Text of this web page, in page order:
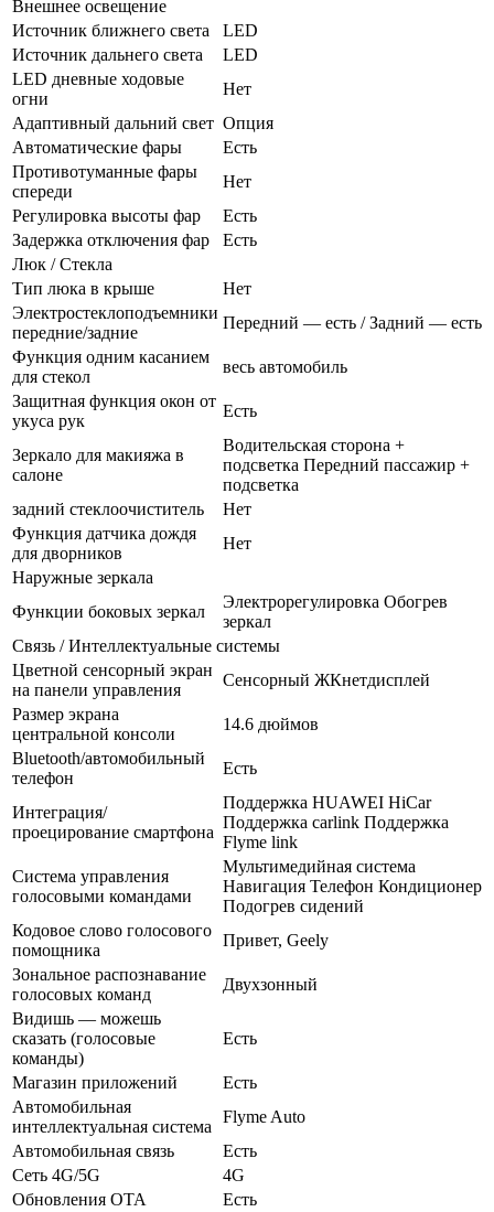
Внешнее освещение
Источник ближнего света
LED
Источник дальнего света
LED
LED дневные ходовые
огни
Нет
Адаптивный дальний свет Опция
Автоматические фары
Есть
Противотуманные фары
спереди
Нет
Регулировка высоты фар
Есть
Задержка отключения фар
Есть
Люк / Стекла
Тип люка в крыше
Нет
Электростеклоподъемники
передние/задние
Передний — есть / Задний — есть
Функция одним касанием
для стекол
весь автомобиль
Защитная функция окон от
укуса рук
Есть
Зеркало для макияжа в
салоне
Водительская сторона +
подсветка Передний пассажир +
подсветка
задний стеклоочиститель
Нет
Функция датчика дождя
для дворников
Нет
Наружные зеркала
Функции боковых зеркал
Электрорегулировка Обогрев
зеркал
Связь / Интеллектуальные системы
Цветной сенсорный экран
на панели управления
Сенсорный ЖКнетдисплей
Размер экрана
центральной консоли
14.6 дюймов
Bluetooth/автомобильный
телефон
Есть
Интеграция/
проецирование смартфона
Поддержка HUAWEI HiCar
Поддержка carlink Поддержка
Flyme link
Система управления
голосовыми командами
Мультимедийная система
Навигация Телефон Кондиционер
Подогрев сидений
Кодовое слово голосового
помощника
Привет, Geely
Зональное распознавание
голосовых команд
Двухзонный
Видишь — можешь
сказать (голосовые
команды)
Есть
Магазин приложений
Есть
Автомобильная
интеллектуальная система
Flyme Auto
Автомобильная связь
Есть
Сеть 4G/5G
4G
Обновления OTA
Есть